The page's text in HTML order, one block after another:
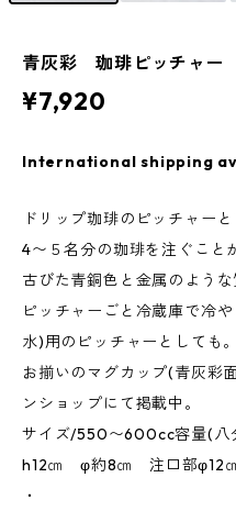
青灰彩 珈琲ピッチャー
¥7,920
International shipping
ドリップ珈琲のピッチャーと
4〜５名分の珈琲を注ぐこと
古びた青銅色と金属のような
ピッチャーごと冷蔵庫で冷
水)用のピッチャーとしても。
お揃いのマグカップ(青灰彩
ンショップにて掲載中。
サイズ/550〜600cc容量(八
h12㎝ φ約8㎝ 注口部φ12
・